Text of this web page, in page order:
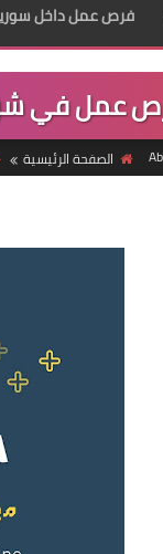
فرص عمل داخل
عمل في
الصفحة الرئيسية